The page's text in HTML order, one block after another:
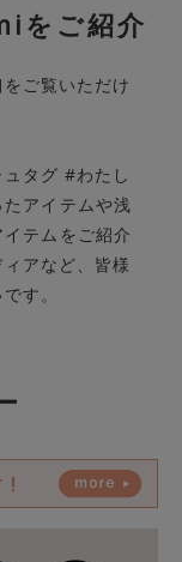
をご紹介
ご覧いただけ
タグ #わたし
アイテムや浅
テムをご紹介
アなど、皆様
す。